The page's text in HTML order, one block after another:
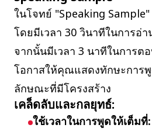
ในโจทย์ "Speaking
โดยมีเวลา 30 วินาทีในการอ่
จากนั้นมีเวลา 3 นาทีในการต
โอกาสให้คุณแสดงทักษะการ
ลักษณะที่มีโครงสร้าง
เคล็ดลับและกลยุทธ์:
ใช้เวลาในการพูดให้เต็มที่: